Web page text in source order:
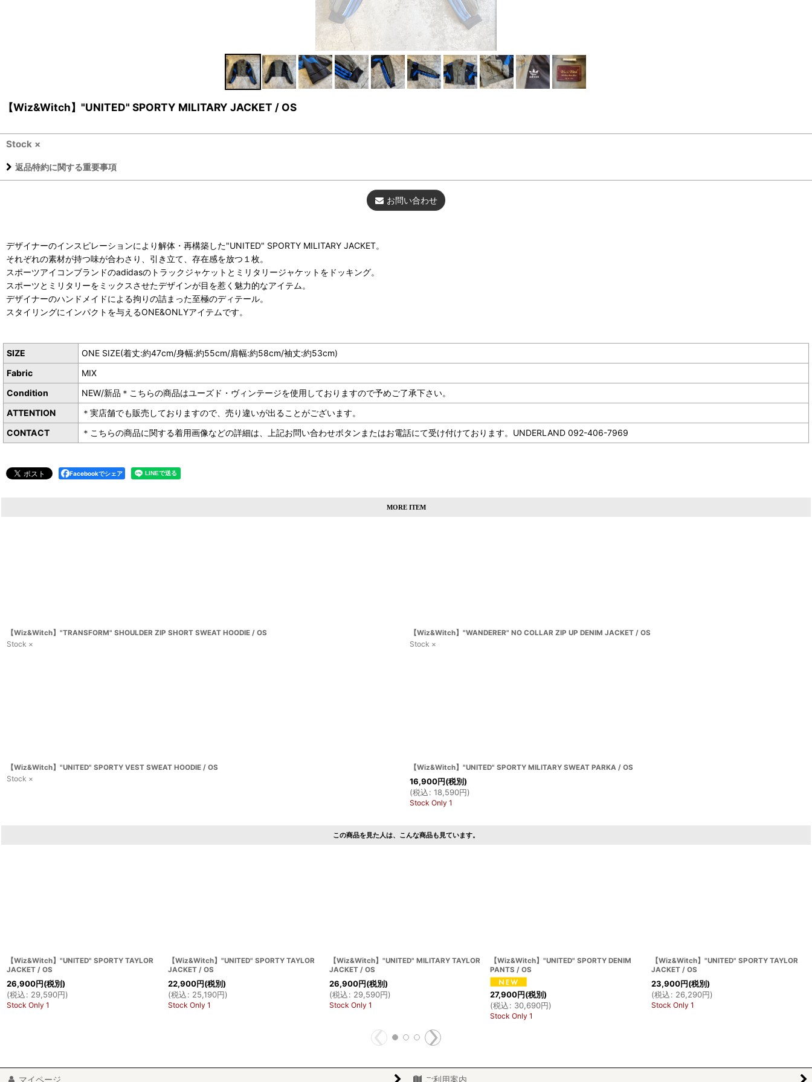
【Wiz&Witch】"UNITED" SPORTY MILITARY JACKET / OS
Stock ×
返品特約に関する重要事項
お問い合わせ
デザイナーのインスピレーションにより解体・再構築した"UNITED" SPORTY MILITARY JACKET。
それぞれの素材が持つ味が合わさり、引き立て、存在感を放つ１枚。
スポーツアイコンブランドのadidasのトラックジャケットとミリタリージャケットをドッキング。
スポーツとミリタリーをミックスさせたデザインが目を惹く魅力的なアイテム。
デザイナーのハンドメイドによる拘りの詰まった至極のディテール。
スタイリングにインパクトを与えるONE&ONLYアイテムです。
SIZE
ONE SIZE(着丈:約47cm/身幅:約55cm/肩幅:約58cm/袖丈:約53cm)
Fabric
MIX
Condition
NEW/新品＊こちらの商品はユーズド・ヴィンテージを使用しておりますので予めご了承下さい。
ATTENTION
＊実店舗でも販売しておりますので、売り違いが出ることがございます。
CONTACT
＊こちらの商品に関する着用画像などの詳細は、上記お問い合わせボタンまたはお電話にて受け付けております。UNDERLAND 092-406-7969
Facebookでシェア
MORE ITEM
【Wiz&Witch】"TRANSFORM" SHOULDER ZIP SHORT SWEAT HOODIE / OS
Stock ×
【Wiz&Witch】"WANDERER" NO COLLAR ZIP UP DENIM JACKET / OS
Stock ×
【Wiz&Witch】"UNITED" SPORTY VEST SWEAT HOODIE / OS
Stock ×
【Wiz&Witch】"UNITED" SPORTY MILITARY SWEAT PARKA / OS
16,900円(税別)
(税込: 18,590円)
Stock Only 1
この商品を見た人は、こんな商品も見ています。
【Wiz&Witch】"UNITED" SPORTY TAYLOR
JACKET / OS
26,900円(税別)
(税込: 29,590円)
Stock Only 1
【Wiz&Witch】"UNITED" SPORTY TAYLOR
JACKET / OS
22,900円(税別)
(税込: 25,190円)
Stock Only 1
【Wiz&Witch】"UNITED" MILITARY TAYLOR
JACKET / OS
26,900円(税別)
(税込: 29,590円)
Stock Only 1
【Wiz&Witch】"UNITED" SPORTY DENIM
PANTS / OS
27,900円(税別)
(税込: 30,690円)
Stock Only 1
【Wiz&Witch】"UNITED" SPORTY TAYLOR
JACKET / OS
23,900円(税別)
(税込: 26,290円)
Stock Only 1
マイページ ご利用案内